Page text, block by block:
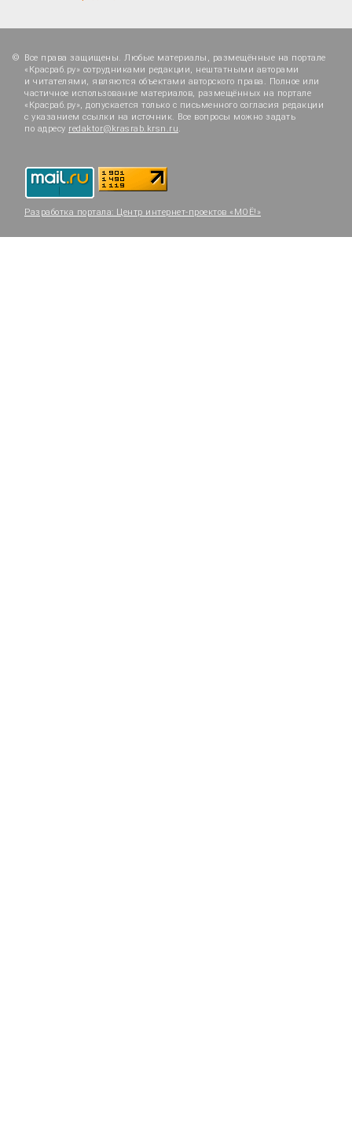
Все права защищены. Любые материалы, размещённые на портале
«Красраб.ру» сотрудниками редакции, нештатными авторами
и читателями, являются объектами авторского права. Полное или
частичное использование материалов, размещённых на портале
«Красраб.ру», допускается только с письменного согласия редакции
с указанием ссылки на источник. Все вопросы можно задать
по адресу redaktor@krasrab.krsn.ru.
Разработка портала: Центр интернет-проектов «МОЁ!»